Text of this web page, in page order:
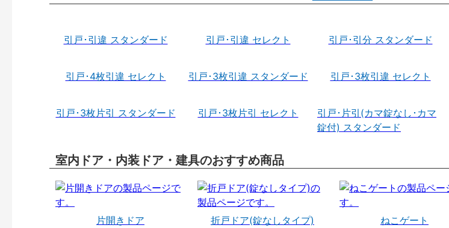
引戸･引違 スタンダード 引戸･引違 セレクト 引戸･引分 スタンダード
引戸･4枚引違 セレクト 引戸･3枚引違 スタンダード 引戸･3枚引違 セレクト
引戸･3枚片引 スタンダード 引戸･3枚片引 セレクト
引戸･片引(カマ錠なし･カマ
錠付) スタンダード
室内ドア・内装ドア・建具のおすすめ商品
片開きドア 折戸ドア(錠なしタイプ)
ねこゲート